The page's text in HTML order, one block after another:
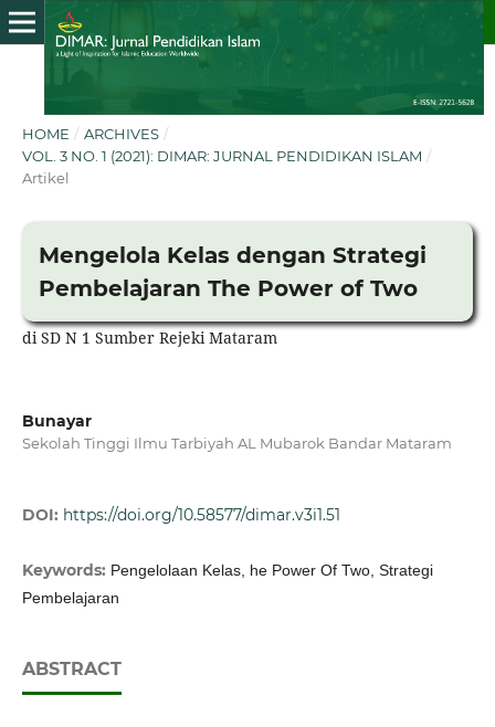
HOME / ARCHIVES /
VOL. 3 NO. 1 (2021): DIMAR: JURNAL PENDIDIKAN ISLAM /
Artikel
Mengelola Kelas dengan Strategi
Pembelajaran The Power of Two
di SD N 1 Sumber Rejeki Mataram
Bunayar
Sekolah Tinggi Ilmu Tarbiyah AL Mubarok Bandar Mataram
DOI: https://doi.org/10.58577/dimar.v3i1.51
Keywords: Pengelolaan Kelas, he Power Of Two, Strategi
Pembelajaran
ABSTRACT